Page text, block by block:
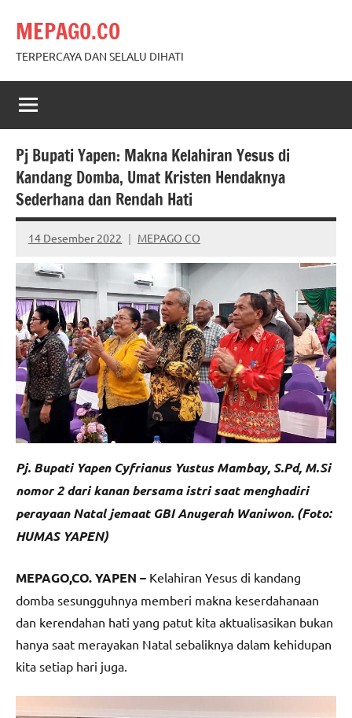
content
MEPAGO.CO
TERPERCAYA DAN SELALU DIHATI
Pj Bupati Yapen: Makna Kelahiran Yesus di
Kandang Domba, Umat Kristen Hendaknya
Sederhana dan Rendah Hati
14 Desember 2022 MEPAGO CO
No
comments
Pj. Bupati Yapen Cyfrianus Yustus Mambay, S.Pd, M.Si
nomor 2 dari kanan bersama istri saat menghadiri
perayaan Natal jemaat GBI Anugerah Waniwon. (Foto:
HUMAS YAPEN)
MEPAGO,CO. YAPEN – Kelahiran Yesus di kandang
domba sesungguhnya memberi makna keserdahanaan
dan kerendahan hati yang patut kita aktualisasikan bukan
hanya saat merayakan Natal sebaliknya dalam kehidupan
kita setiap hari juga.